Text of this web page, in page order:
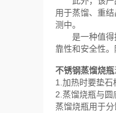
用于蒸馏、重
测中。
是一种值得拥
靠性和安全性
不锈钢蒸馏烧瓶
1.加热时要垫石
2.蒸馏烧瓶与圆
蒸馏烧瓶用于